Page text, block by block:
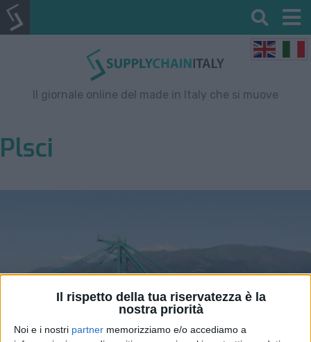
Il rispetto della tua riservatezza è la
nostra priorità
Noi e i nostri partner memorizziamo e/o accediamo a
Il giornale online del made in Italy che si muove
Plsci